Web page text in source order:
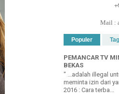
Mail :
Populer
PEMANCAR TV
BEKAS
" ...adalah illegal
meminta izin dari
2016 : Cara terba...